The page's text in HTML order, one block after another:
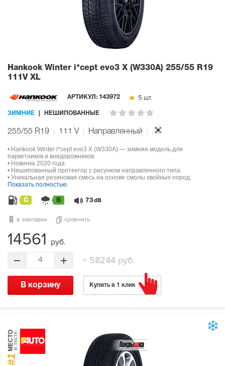
Hankook Winter i*cept evo3 X (W330A) 255/55 R19
111V XL
АРТИКУЛ: 143972 5 шт.
ЗИМНИЕ НЕШИПОВАННЫЕ
255/55 R19 111 V Направленный
• Hankook Winter i*cept evo3 X (W330A) — зимняя модель для
паркетников и внедорожников.
• Новинка 2020 года.
• Нешипованный протектор с рисунком направленного типа.
• Уникальная резиновая смесь на основе смолы хвойных пород.
Показать полностью
C B 73 dB
в закладки сравнить
14561 руб.
4 =58244 руб.
В корзину Купить в 1 клик
#1
МЕСТОв тесте